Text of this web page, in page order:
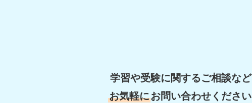
学習や受験に関するご相談など
お気軽にお問い合わせください